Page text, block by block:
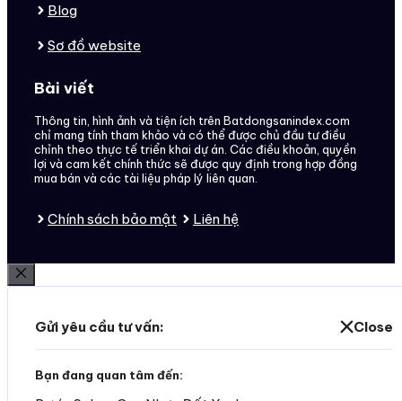
Blog
Sơ đồ website
Bài viết
Thông tin, hình ảnh và tiện ích trên Batdongsanindex.com
chỉ mang tính tham khảo và có thể được chủ đầu tư điều
chỉnh theo thực tế triển khai dự án. Các điều khoản, quyền
lợi và cam kết chính thức sẽ được quy định trong hợp đồng
mua bán và các tài liệu pháp lý liên quan.
Chính sách bảo mật Liên hệ
Đóng
Gửi yêu cầu tư vấn: Close
Bạn đang quan tâm đến: